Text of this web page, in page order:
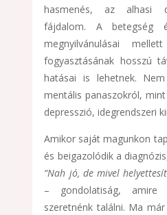
hasmenés, az alhasi
fájdalom. A betegség
megnyilvánulásai
fogyasztásának hosszú
hatásai is lehetnek.
mentális panaszokról,
depresszió, idegrendszeri
Amikor saját magunkon
és beigazolódik a
“Nah jó, de mivel
– gondolatiság, amire
szeretnénk találni. Ma